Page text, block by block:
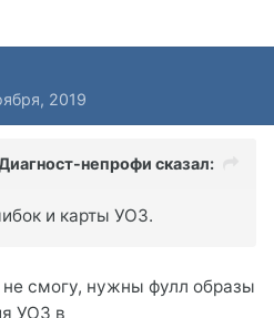
2019
непрофи сказал:
и карты УОЗ.
смогу, нужны фулл образы
УОЗ в